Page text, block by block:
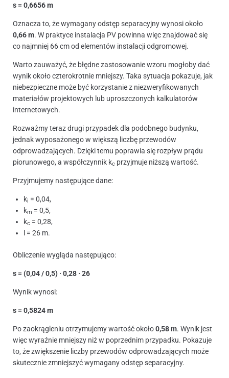
s = 0,6656 m
Oznacza to, że wymagany odstęp separacyjny wynosi około
0,66 m. W praktyce instalacja PV powinna więc znajdować się
co najmniej 66 cm od elementów instalacji odgromowej.
Warto zauważyć, że błędne zastosowanie wzoru mogłoby dać
wynik około czterokrotnie mniejszy. Taka sytuacja pokazuje, jak
niebezpieczne może być korzystanie z niezweryfikowanych
materiałów projektowych lub uproszczonych kalkulatorów
internetowych.
Rozważmy teraz drugi przypadek dla podobnego budynku,
jednak wyposażonego w większą liczbę przewodów
odprowadzających. Dzięki temu poprawia się rozpływ prądu
piorunowego, a współczynnik kc przyjmuje niższą wartość.
Przyjmujemy następujące dane:
ki = 0,04,
km = 0,5,
kc = 0,28,
l = 26 m.
Obliczenie wygląda następująco:
s = (0,04 / 0,5) · 0,28 · 26
Wynik wynosi:
s = 0,5824 m
Po zaokrągleniu otrzymujemy wartość około0,58 m. Wynik jest
więc wyraźnie mniejszy niż w poprzednim przypadku. Pokazuje
to, że zwiększenie liczby przewodów odprowadzających może
skutecznie zmniejszyć wymagany odstęp separacyjny.